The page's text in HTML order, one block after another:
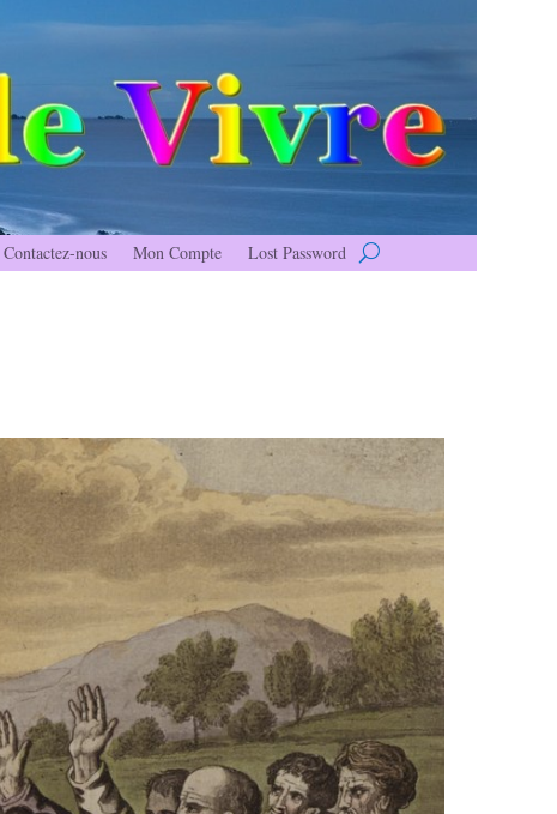
Contactez-nous Mon Compte Lost Password